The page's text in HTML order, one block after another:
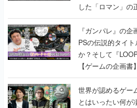
した「ロマン」の
書】
『ガンパレ』の
PSの伝説的タイ
か？そして『
【ゲームの企画書】
世界が認めるゲー
とはいったい何が